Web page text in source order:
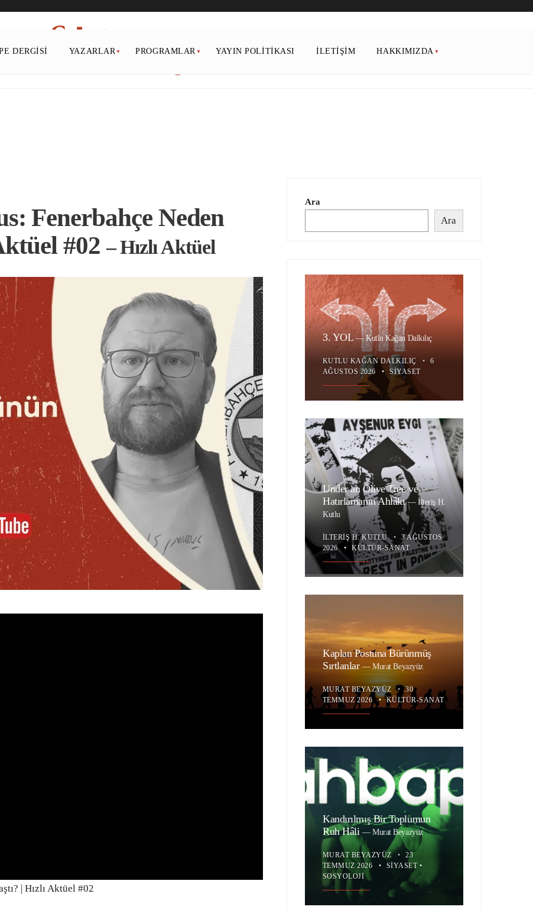
DERGISI YAZARLAR PROGRAMLAR YAYIN POLITIKASI İLETIŞIM HAKKIMIZDA
Fenerbahçe Neden
#02– Hızlı Aktüel
| Hızlı Aktüel #02
Ara
Ara
3. YOL—Kutlu Kağan Dalkılıç
KUTLU KAĞAN DALKILIÇ •
6
AĞUSTOS 2026
• SIYASET
Under an Olive Tree ve
Hatırlamanın Ahlâkı—İlteriş H.
Kutlu
İLTERIŞ H. KUTLU •
3 AĞUSTOS
2026
• KÜLTÜR-SANAT
Kaplan Postuna Bürünmüş
Sırtlanlar—Murat Beyazyüz
MURAT BEYAZYÜZ •
30
TEMMUZ 2026 • KÜLTÜR-SANAT
Kandırılmış Bir Toplumun
Ruh Hâli —Murat Beyazyüz
MURAT BEYAZYÜZ •
23
TEMMUZ 2026
• SIYASET•
SOSYOLOJI